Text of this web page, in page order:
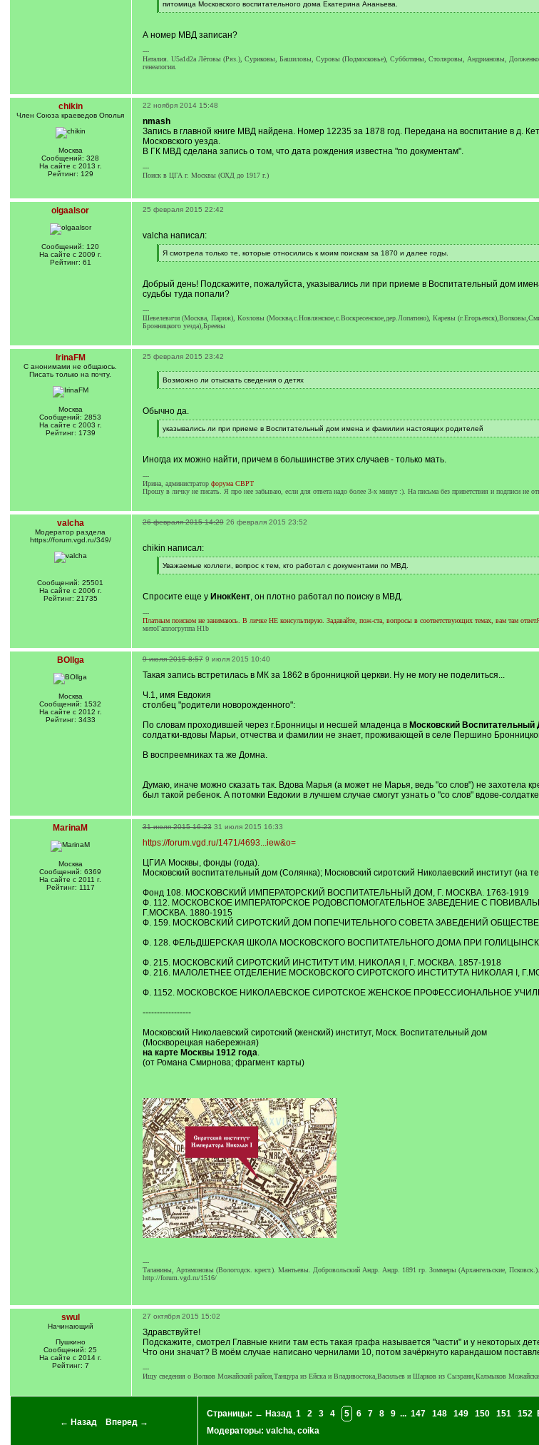
[
q
питомица Московского воспитательного дома Екатерина Ананьева.
[
]
А номер МВД записан?
---
Наталия. U5a1d2a Лётовы (Ряз.), Суриковы, Башиловы, Суровы (Подмосковье), Субботины, Столяровы, Андриановы,
генеалогии.
chikin
Член Союза краеведов Ополья
Москва
Сообщений: 328
На сайте с 2013 г.
Рейтинг: 129
22 ноября 2014 15:48
nmash
Запись в главной книге МВД найдена. Номер 12235 за 1878 год. Передана на воспитание в д.
Московского уезда.
В ГК МВД сделана запись о том, что дата рождения известна "по документам".
---
Поиск в ЦГА г. Москвы (ОХД до 1917 г.)
olgaalsor
Сообщений: 120
На сайте с 2009 г.
Рейтинг: 61
25 февраля 2015 22:42
valcha написал:
[
q
Я смотрела только те, которые относились к моим поискам за 1870 и далее годы.
[
]
Добрый день! Подскажите, пожалуйста, указывались ли при приеме в Воспитательный дом
судьбы туда попали?
---
Шевелевичи (Москва, Париж), Козловы (Москва,с.Новлянское,с.Воскресенское,дер.Лопатино), Каревы
Бронницкого уезда),Бреевы
IrinaFM
С анонимами не общаюсь.
Писать только на почту.
Москва
Сообщений: 2853
На сайте с 2003 г.
Рейтинг: 1739
25 февраля 2015 23:42
[
q
Возможно ли отыскать сведения о детях
[
]
Обычно да.
[
q
указывались ли при приеме в Воспитательный дом имена и фамилии настоящих родителей
[
]
Иногда их можно найти, причем в большинстве этих случаев - только мать.
---
Ирина, администратор форума СВРТ
Прошу в личку не писать. Я про нее забываю, если для ответа надо более 3-х минут :). На письма без приветствия и подписи не
valcha
Модератор раздела
https://forum.vgd.ru/349/
Сообщений: 25501
На сайте с 2006 г.
Рейтинг: 21735
26 февраля 2015 14:29 26 февраля 2015 23:52
chikin написал:
[
q
Уважаемые коллеги, вопрос к тем, кто работал с документами по МВД.
[
]
Спросите еще у ИнокКент, он плотно работал по поиску в МВД.
---
Платным поиском не занимаюсь. В личке НЕ консультирую. Задавайте, пож-ста, вопросы в соответствующих темах, вам там
митоГаплогруппа H1b
BOllga
Москва
Сообщений: 1532
На сайте с 2012 г.
Рейтинг: 3433
9 июля 2015 8:57 9 июля 2015 10:40
Такая запись встретилась в МК за 1862 в бронницкой церкви. Ну не могу не поделиться...
Ч.1, имя Евдокия
столбец "родители новорожденного":
По словам проходившей через г.Бронницы и несшей младенца в Московский Воспитательный
солдатки-вдовы Марьи, отчества и фамилии не знает, проживающей в селе Першино
В воспреемниках та же Домна.
Думаю, иначе можно сказать так. Вдова Марья (а может не Марья, ведь "со слов") не захотела
был такой ребенок. А потомки Евдокии в лучшем случае смогут узнать о "со слов" вдове-
MarinaM
Москва
Сообщений: 6369
На сайте с 2011 г.
Рейтинг: 1117
31 июля 2015 16:23 31 июля 2015 16:33
https://forum.vgd.ru/1471/4693...iew&o=
ЦГИА Москвы, фонды (года).
Московский воспитательный дом (Солянка); Московский сиротский Николаевский институт (на
Фонд 108. МОСКОВСКИЙ ИМПЕРАТОРСКИЙ ВОСПИТАТЕЛЬНЫЙ ДОМ, Г. МОСКВА. 1763-1919
Ф. 112. МОСКОВСКОЕ ИМПЕРАТОРСКОЕ РОДОВСПОМОГАТЕЛЬНОЕ ЗАВЕДЕНИЕ С
Г.МОСКВА. 1880-1915
Ф. 159. МОСКОВСКИЙ СИРОТСКИЙ ДОМ ПОПЕЧИТЕЛЬНОГО СОВЕТА ЗАВЕДЕНИЙ
Ф. 128. ФЕЛЬДШЕРСКАЯ ШКОЛА МОСКОВСКОГО ВОСПИТАТЕЛЬНОГО ДОМА ПРИ
Ф. 215. МОСКОВСКИЙ СИРОТСКИЙ ИНСТИТУТ ИМ. НИКОЛАЯ I, Г. МОСКВА. 1857-1918
Ф. 216. МАЛОЛЕТНЕЕ ОТДЕЛЕНИЕ МОСКОВСКОГО СИРОТСКОГО ИНСТИТУТА НИКОЛАЯ I,
Ф. 1152. МОСКОВСКОЕ НИКОЛАЕВСКОЕ СИРОТСКОЕ ЖЕНСКОЕ ПРОФЕССИОНАЛЬНОЕ
-----------------
Московский Николаевский сиротский (женский) институт, Моск. Воспитательный дом
(Москворецкая набережная)
на карте Москвы 1912 года.
(от Романа Смирнова; фрагмент карты)
---
Таланины, Артамоновы (Вологодск. крест.). Мантьевы. Добровольский Андр. Андр. 1891 гр. Зоммеры (Архангельские,
http://forum.vgd.ru/1516/
swul
Начинающий
Пушкино
Сообщений: 25
На сайте с 2014 г.
Рейтинг: 7
27 октября 2015 15:02
Здравствуйте!
Подскажите, смотрел Главные книги там есть такая графа называется "части" и у некоторых
Что они значат? В моём случае написано чернилами 10, потом зачёркнуто карандашом
---
Ищу сведения о Волков Можайский район,Танцура из Ейска и Владивостока,Васильев и Шарков из Сызрани,Калмыков
← Назад Вперед →
Страницы: ← Назад 1 2 3 4 5 6 7 8 9 ... 147 148 149 150 151 152
Модераторы: valcha, coika